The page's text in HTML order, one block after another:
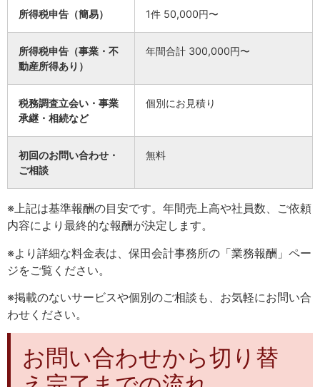
所得税申告（簡易） 1件 50,000円〜
所得税申告（事業・不
動産所得あり）
年間合計 300,000円〜
税務調査立会い・事業
承継・相続など
個別にお見積り
初回のお問い合わせ・
ご相談
無料
※上記は基準報酬の目安です。年間売上高や社員数、ご依頼
内容により最終的な報酬が決定します。
※より詳細な料金表は、保田会計事務所の「業務報酬 」ペー
ジをご覧ください。
※掲載のないサービスや個別のご相談も、お気軽にお問い合
わせください。
お問い合わせから切り替